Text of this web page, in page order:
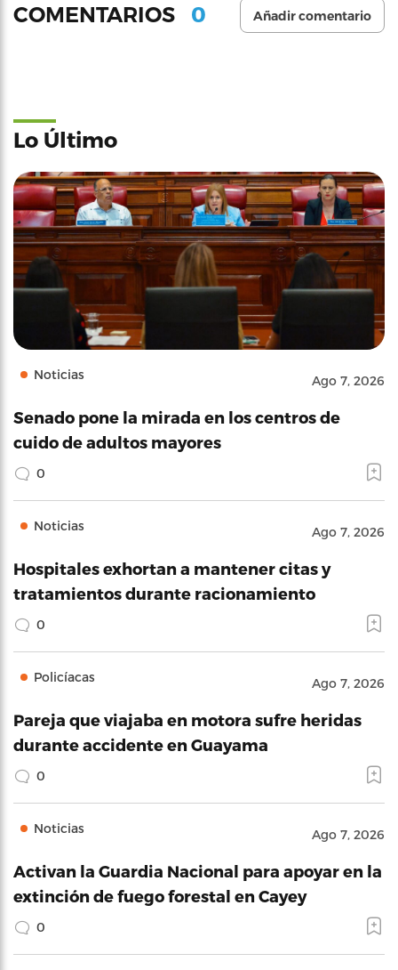
COMENTARIOS 0 Añadir comentario
Lo Último
Noticias Ago 7, 2026
Senado pone la mirada en los centros de
cuido de adultos mayores
0
Noticias Ago 7, 2026
Hospitales exhortan a mantener citas y
tratamientos durante racionamiento
0
Policíacas Ago 7, 2026
Pareja que viajaba en motora sufre heridas
durante accidente en Guayama
0
Noticias Ago 7, 2026
Activan la Guardia Nacional para apoyar en la
extinción de fuego forestal en Cayey
0